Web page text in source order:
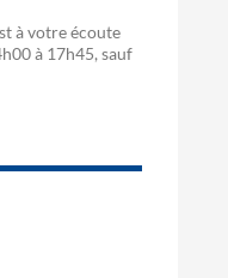
à votre écoute
à 17h45, sauf